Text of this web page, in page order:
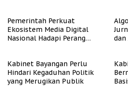
Pemerintah Perkuat
Ekosistem Media Digital
Nasional Hadapi Perang
Kabinet Bayangan Perlu
Hindari Kegaduhan Politik
yang Merugikan Publik